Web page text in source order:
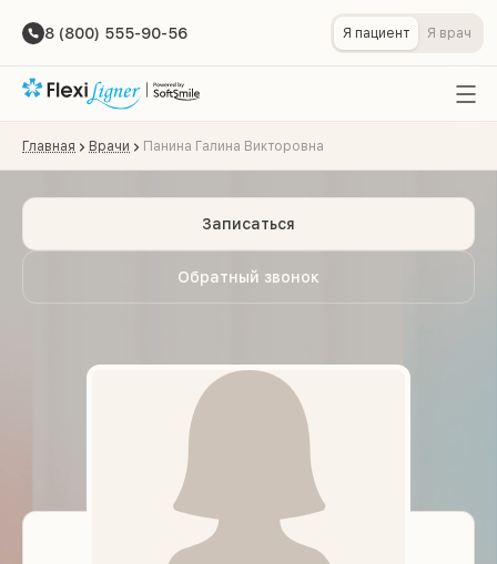
8 (800) 555-90-56 Я пациент Я врач
Главная Врачи Панина Галина Викторовна
Обратный звонок
Записаться